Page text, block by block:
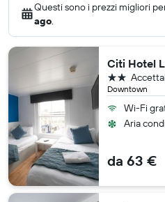
Questi sono i prezzi migliori
ago.
Citi Hotel
Downtown
2 stelle
Wi-Fi
Aria
da 63 €